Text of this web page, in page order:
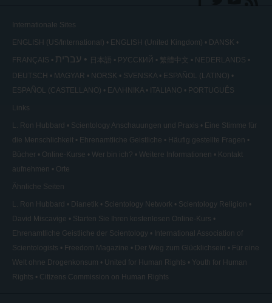
Internationale Sites
ENGLISH (US/International) ENGLISH (United Kingdom) DANSK
FRANÇAIS עברית 日本語 РУССКИЙ 繁體中文
NEDERLANDS
DEUTSCH
MAGYAR NORSK SVENSKA
ESPAÑOL (LATINO)
ESPAÑOL (CASTELLANO)
ΕΛΛΗΝΙΚA ITALIANO PORTUGUÊS
Links
L. Ron Hubbard Scientology Anschauungen und Praxis
Eine Stimme für
die Menschlichkeit
Ehrenamtliche Geistliche
Häufig gestellte Fragen
Bücher
Online-Kurse Wer bin ich? Weitere Informationen
Kontakt
aufnehmen
Orte
Ähnliche Seiten
L. Ron Hubbard Dianetik Scientology Network
Scientology Religion
David Miscavige
Starten Sie Ihren kostenlosen Online-Kurs
Ehrenamtliche Geistliche der Scientology
International Association of
Scientologists
Freedom Magazine Der Weg zum Glücklichsein
Für eine
Welt ohne Drogenkonsum
United for Human Rights
Youth for Human
Rights
Citizens Commission on Human Rights